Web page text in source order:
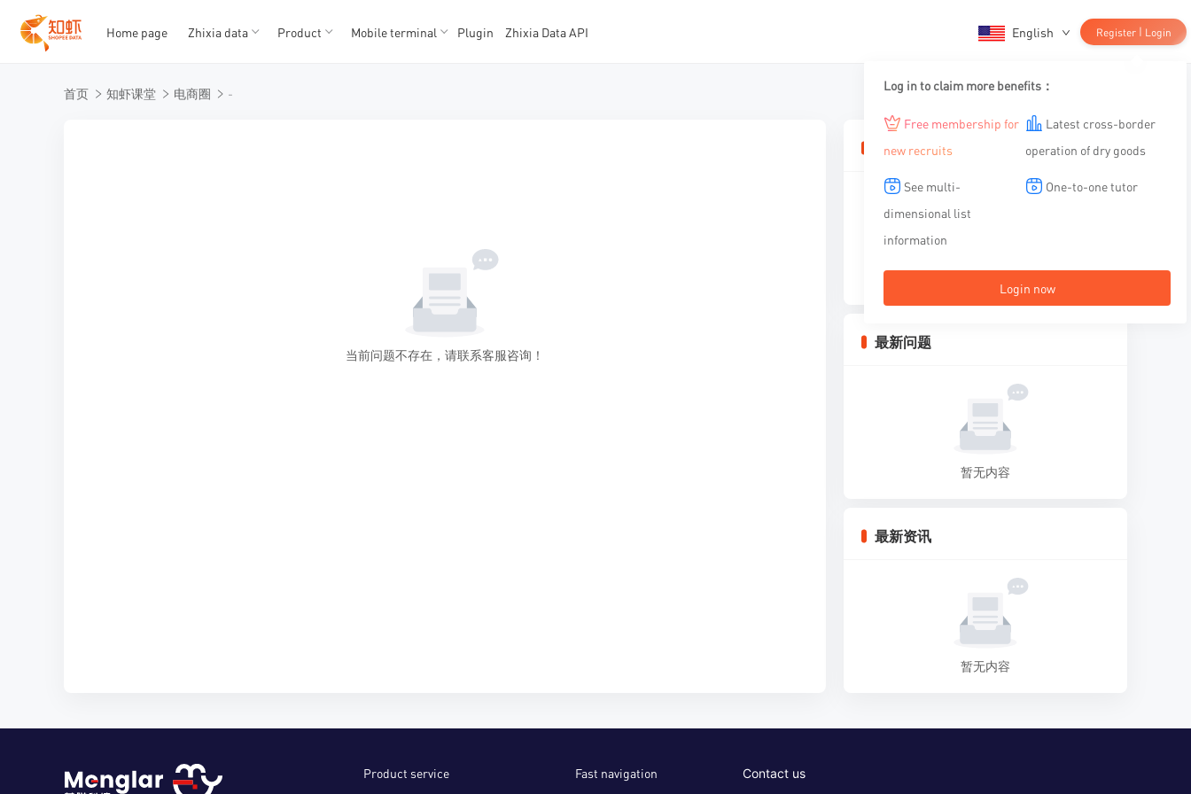
Home page Zhixia data Product Mobile terminal Plugin Zhixia Data API English Register | Login
Log in to claim more benefits：
Free membership for
new recruits
Latest cross-border
operation of dry goods
See multi-
dimensional list
information
One-to-one tutor
Login now
首页 知虾课堂 电商圈 -
当前问题不存在，请联系客服咨询！
相关文章
最新问题
暂无内容
最新资讯
暂无内容
Product service Fast navigation Contact us